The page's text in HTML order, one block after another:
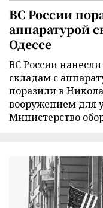
ВС России
аппаратурой
Одессе
ВС России
складам с
поразили в
вооружением для
Министерство